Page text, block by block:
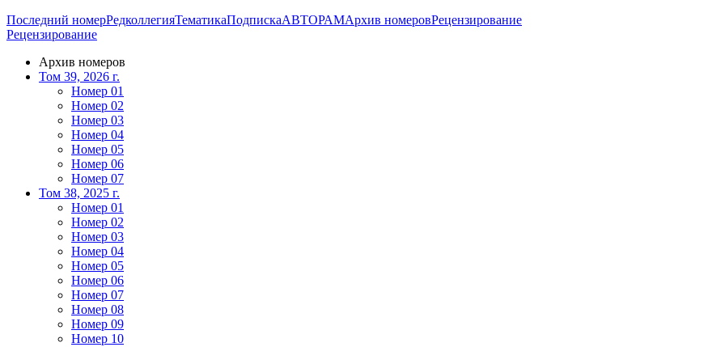
Последний номерРедколлегияТематикаПодпискаАВТОРАМАрхив номеровРецензирование
Рецензирование
Архив номеров
Том 39, 2026 г.
Номер 01
Номер 02
Номер 03
Номер 04
Номер 05
Номер 06
Номер 07
Том 38, 2025 г.
Номер 01
Номер 02
Номер 03
Номер 04
Номер 05
Номер 06
Номер 07
Номер 08
Номер 09
Номер 10